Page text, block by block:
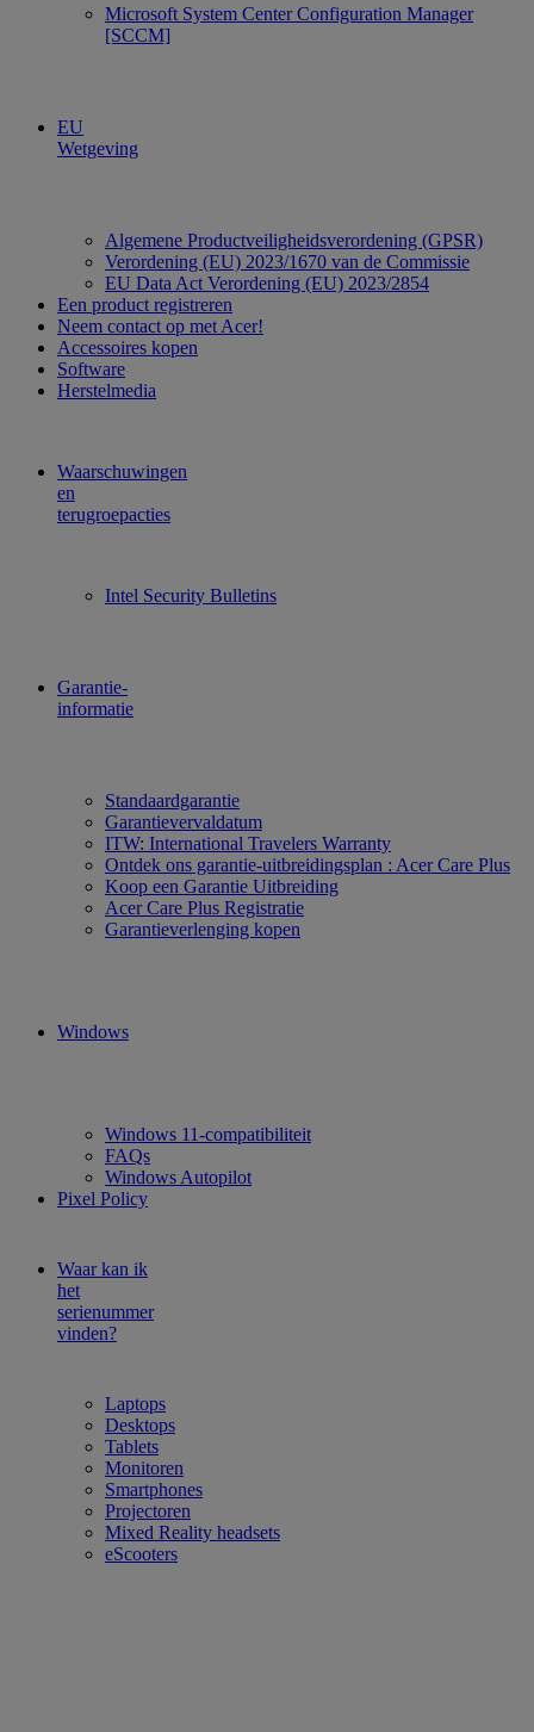
Microsoft System Center Configuration Manager
[SCCM]
EU
Wetgeving
Algemene Productveiligheidsverordening (GPSR)
Verordening (EU) 2023/1670 van de Commissie
EU Data Act Verordening (EU) 2023/2854
Een product registreren
Neem contact op met Acer!
Accessoires kopen
Software
Herstelmedia
Waarschuwingen
en
terugroepacties
Intel Security Bulletins
Garantie-
informatie
Standaardgarantie
Garantievervaldatum
ITW: International Travelers Warranty
Ontdek ons garantie-uitbreidingsplan : Acer Care Plus
Koop een Garantie Uitbreiding
Acer Care Plus Registratie
Garantieverlenging kopen
Windows
Windows 11-compatibiliteit
FAQs
Windows Autopilot
Pixel Policy
Waar kan ik
het
serienummer
vinden?
Laptops
Desktops
Tablets
Monitoren
Smartphones
Projectoren
Mixed Reality headsets
eScooters